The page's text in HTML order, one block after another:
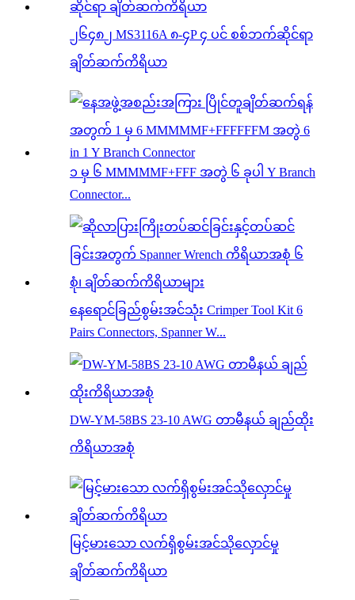
၂၆၄၈၂ MS3116A ၈-၄P ၄ ပင် စစ်ဘက်ဆိုင်ရာ
ချိတ်ဆက်ကိရိယာ
၁ မှ ၆ MMMMMF+FFF အတွဲ ၆ ခုပါ Y Branch
Connector...
နေရောင်ခြည်စွမ်းအင်သုံး Crimper Tool Kit 6
Pairs Connectors, Spanner W...
DW-YM-58BS 23-10 AWG တာမီနယ် ချည်ထိုး
ကိရိယာအစုံ
မြင့်မားသော လက်ရှိစွမ်းအင်သိုလှောင်မှု
ချိတ်ဆက်ကိရိယာ